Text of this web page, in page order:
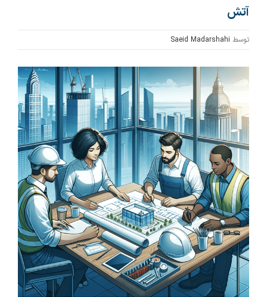
آتش
توسط Saeid Madarshahi
مشاهده
تصویر
بزرگتر